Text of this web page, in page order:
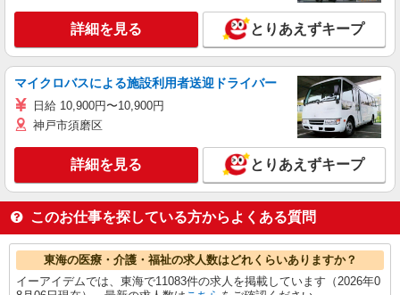
詳細を見る とりあえずキープ
マイクロバスによる施設利用者送迎ドライバー
日給 10,900円〜10,900円
神戸市須磨区
詳細を見る とりあえずキープ
このお仕事を探している方からよくある質問
東海の医療・介護・福祉の求人数はどれくらいありますか？
イーアイデムでは、東海で11083件の求人を掲載しています（2026年0